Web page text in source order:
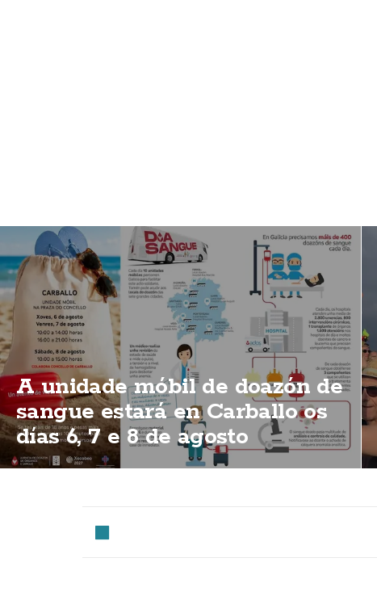
A unidade móbil de doazón de
sangue estará en Carballo os
días 6, 7 e 8 de agosto